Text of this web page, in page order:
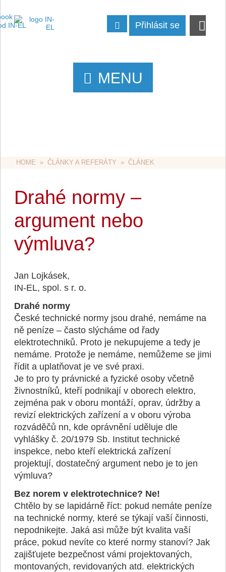
Přihlásit se
MENU
HOME
  »
ČLÁNKY A REFERÁTY
  »  ČLÁNEK
Drahé normy –
argument nebo
výmluva?
Jan Lojkásek,
IN-EL, spol. s r. o.
Drahé normy
České technické normy jsou drahé, nemáme na
ně peníze – často slýcháme od řady
elektrotechniků. Proto je nekupujeme a tedy je
nemáme. Protože je nemáme, nemůžeme se jimi
řídit a uplatňovat je ve své praxi.
Je to pro ty právnické a fyzické osoby včetně
živnostníků, kteří podnikají v oborech elektro,
zejména pak v oboru montáží, oprav, údržby a
revizí elektrických zařízení a v oboru výroba
rozváděčů nn, kde oprávnění uděluje dle
vyhlášky č. 20/1979 Sb. Institut technické
inspekce, nebo kteří elektrická zařízení
projektují, dostatečný argument nebo je to jen
výmluva?
Bez norem v elektrotechnice? Ne!
Chtělo by se lapidárně říct: pokud nemáte peníze
na technické normy, které se týkají vaší činnosti,
nepodnikejte. Jaká asi může být kvalita vaší
práce, pokud nevíte co které normy stanoví? Jak
zajišťujete bezpečnost vámi projektovaných,
montovaných, revidovaných atd. elektrických